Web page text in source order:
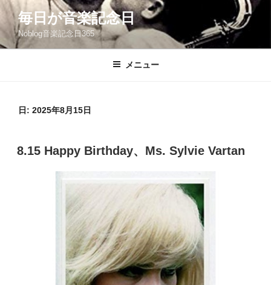
コ
テ
ン
毎日が音楽記念日
Noblog音楽記念日365
メニュー
日: 2025年8月15日
投
稿
8.15 Happy Birthday、Ms. Sylvie Vartan